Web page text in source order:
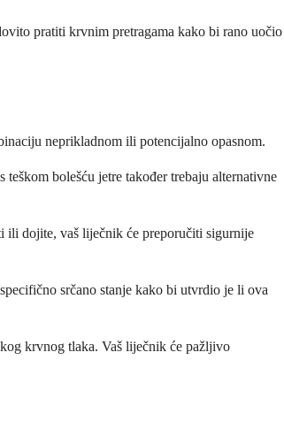
pratiti krvnim pretragama kako bi rano uočio
neprikladnom ili potencijalno opasnom.
bolešću jetre također trebaju alternativne
ili dojite, vaš liječnik će preporučiti sigurnije
srčano stanje kako bi utvrdio je li ova
krvnog tlaka. Vaš liječnik će pažljivo